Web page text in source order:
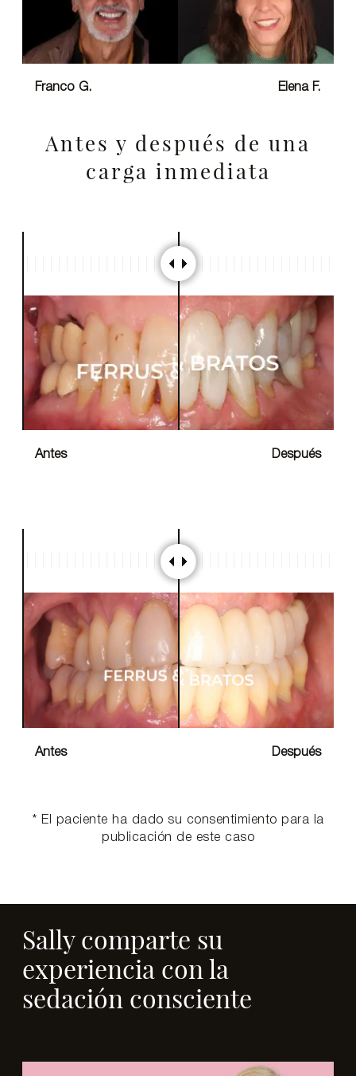
Franco G. Elena F.
Antes y después de una
carga inmediata
Antes Después
Antes Después
* El paciente ha dado su consentimiento para la
publicación de este caso
Sally comparte su
experiencia con la
sedación consciente